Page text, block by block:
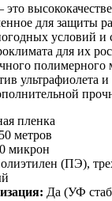
это
для защиты
условий и
для их
полимерного
ультрафиолета
пленка
метров
микрон
(ПЭ),
Да (УФ